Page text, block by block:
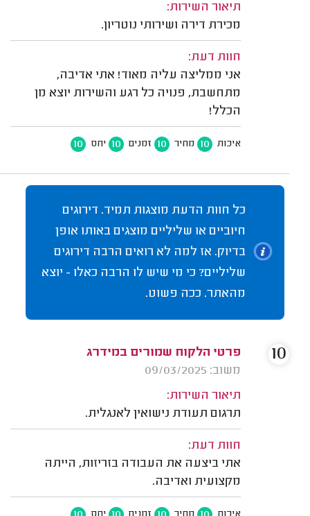
תיאור השירות:
מכירת דירה ושירותי נוטריון.
חוות דעת:
אני ממליצה עליה מאוד! אתי אדיבה,
מתחשבת, פנויה כל רגע והשירות יוצא מן
הכלל!
איכות 10 מחיר 10 זמנים 10 יחס 10
כל חוות הדעת מוצגות תמיד. דירוגים
חיוביים או שליליים מוצגים באותו אופן
בדיוק. אז למה לא רואים הרבה דירוגים
שליליים? כי מי שיש לו הרבה כאלו - יוצא
מהאתר. ככה פשוט.
פרטי הלקוח שמורים במידרג
משוב: 09/03/2025
תיאור השירות:
תרגום תעודת נישואין לאנגלית.
חוות דעת:
אתי ביצעה את העבודה בזריזות, הייתה
מקצועית ואדיבה.
10